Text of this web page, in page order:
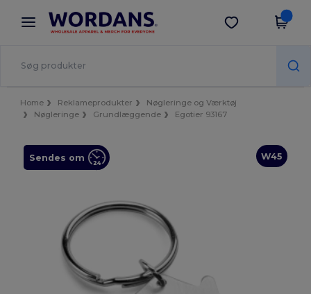
× Wordans-app
Bedre priser i appen!
Hent app
Home Reklameprodukter
Nøgleringe og Værktøj
Nøgleringe
Grundlæggende Egotier 93167
W45
Sendes om